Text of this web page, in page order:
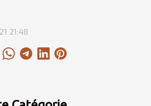
21:48